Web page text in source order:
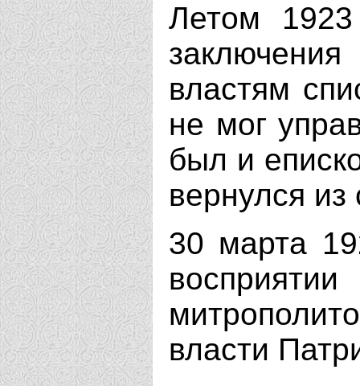
Летом
властям
не мог
был и
вернулся из
30 марта
власти